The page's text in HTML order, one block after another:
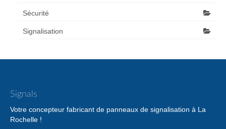
Sécurité
Signalisation
Signals
Votre concepteur fabricant de panneaux de signalisation à La
Rochelle !